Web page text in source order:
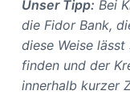
Unser Tipp: Bei
die Fidor Bank,
diese Weise
finden und der
innerhalb kurzer